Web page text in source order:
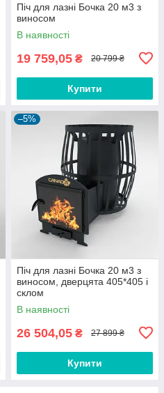
Піч для лазні Бочка 20 м3 з
виносом
В наявності
19 759,05 ₴ 20 799 ₴
Купити
–5%
Піч для лазні Бочка 20 м3 з
виносом, дверцята 405*405 і
склом
В наявності
26 504,05 ₴ 27 899 ₴
Купити